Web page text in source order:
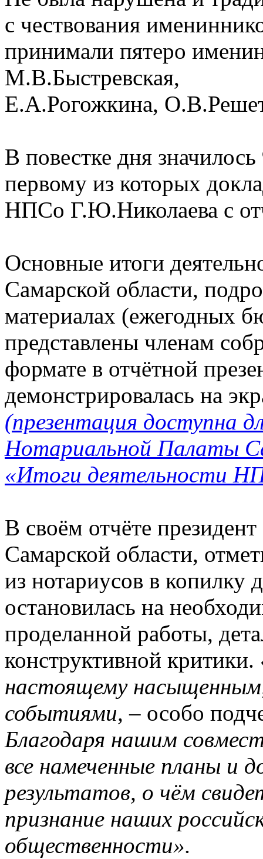
с чествования
принимали пятеро
М.В.Быстревская,
Е.А.Рогожкина,
В повестке дня
первому из которых
НПСо Г.Ю.Николаева с
Основные итоги
Самарской области,
материалах (ежегодных
представлены членам
формате в отчётной
демонстрировалась на
(презентация доступна
Нотариальной Палаты
«Итоги деятельности
В своём отчёте
Самарской области,
из нотариусов в копилку
остановилась на
проделанной работы,
конструктивной критики.
настоящему
событиями,– особо
Благодаря нашим
все намеченные планы и
результатов, о чём
признание наших
общественности».